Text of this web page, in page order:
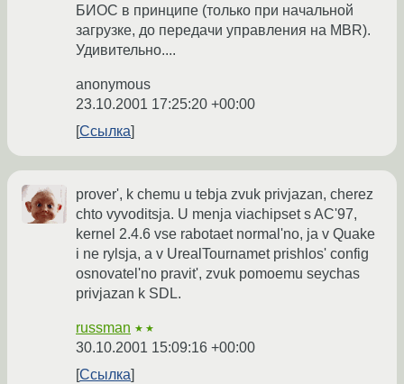
БИОС в принципе (только при начальной
загрузке, до передачи управления на MBR).
Удивительно....
anonymous
23.10.2001 17:25:20 +00:00
Ссылка
prover', k chemu u tebja zvuk privjazan, cherez
chto vyvoditsja. U menja viachipset s AC'97,
kernel 2.4.6 vse rabotaet normal'no, ja v Quake
i ne rylsja, a v UrealTournamet prishlos' config
osnovatel'no pravit', zvuk pomoemu seychas
privjazan k SDL.
russman ★★
30.10.2001 15:09:16 +00:00
Ссылка